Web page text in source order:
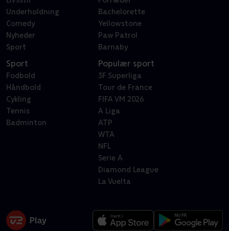
Underholdning
Comedy
Nyheder
Sport
Bachelorette
Yellowstone
Paw Patrol
Barnaby
Sport
Fodbold
Håndbold
Cykling
Tennis
Badminton
Populær sport
3F Superliga
Tour de France
FIFA VM 2026
A Liga
ATP
WTA
NFL
Serie A
Diamond League
La Vuelta